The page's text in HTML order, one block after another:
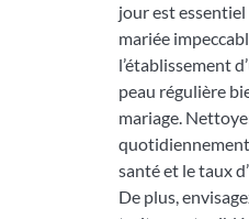
jour est
mariée
l’établissement
peau régulière
mariage.
santé et le taux
De plus,